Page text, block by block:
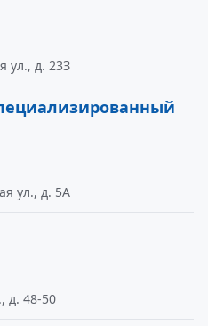
ул., д. 23З
ул., д. 5А
д. 48-50